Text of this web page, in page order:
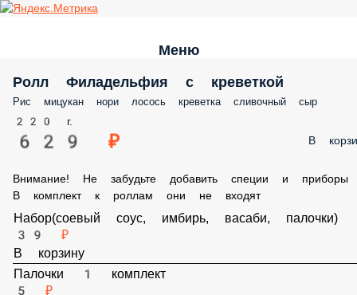
Меню
Ролл Филадельфия с креветкой
Рис мицукан нори лосось креветка сливочный сыр
220 г.
629 ₽ В
Внимание! Не забудьте добавить специи и приборы , В
комплект к роллам они не входят
Набор(соевый соус, имбирь, васаби, палочки)
39 ₽
В корзину
Палочки 1 комплект